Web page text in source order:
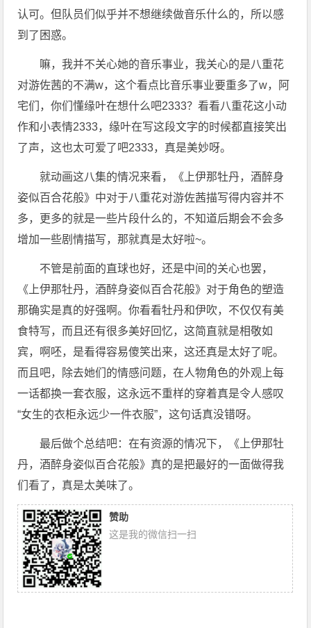
认可。但队员们似乎并不想继续做音乐什么的，所以感
到了困惑。
嘛，我并不关心她的音乐事业，我关心的是八重花
对游佐茜的不满w，这个看点比音乐事业要重多了w，阿
宅们，你们懂缘叶在想什么吧2333？看看八重花这小动
作和小表情2333，缘叶在写这段文字的时候都直接笑出
了声，这也太可爱了吧2333，真是美妙呀。
就动画这八集的情况来看，《上伊那牡丹，酒醉身
姿似百合花般》中对于八重花对游佐茜描写得内容并不
多，更多的就是一些片段什么的，不知道后期会不会多
增加一些剧情描写，那就真是太好啦~。
不管是前面的直球也好，还是中间的关心也罢，
《上伊那牡丹，酒醉身姿似百合花般》对于角色的塑造
那确实是真的好强啊。你看看牡丹和伊吹，不仅仅有美
食特写，而且还有很多美好回忆，这简直就是相敬如
宾，啊呸，是看得容易傻笑出来，这还真是太好了呢。
而且吧，除去她们的情感问题，在人物角色的外观上每
一话都换一套衣服，这永远不重样的穿着真是令人感叹
“女生的衣柜永远少一件衣服”，这句话真没错呀。
最后做个总结吧：在有资源的情况下，《上伊那牡
丹，酒醉身姿似百合花般》真的是把最好的一面做得我
们看了，真是太美味了。
赞助
这是我的微信扫一扫